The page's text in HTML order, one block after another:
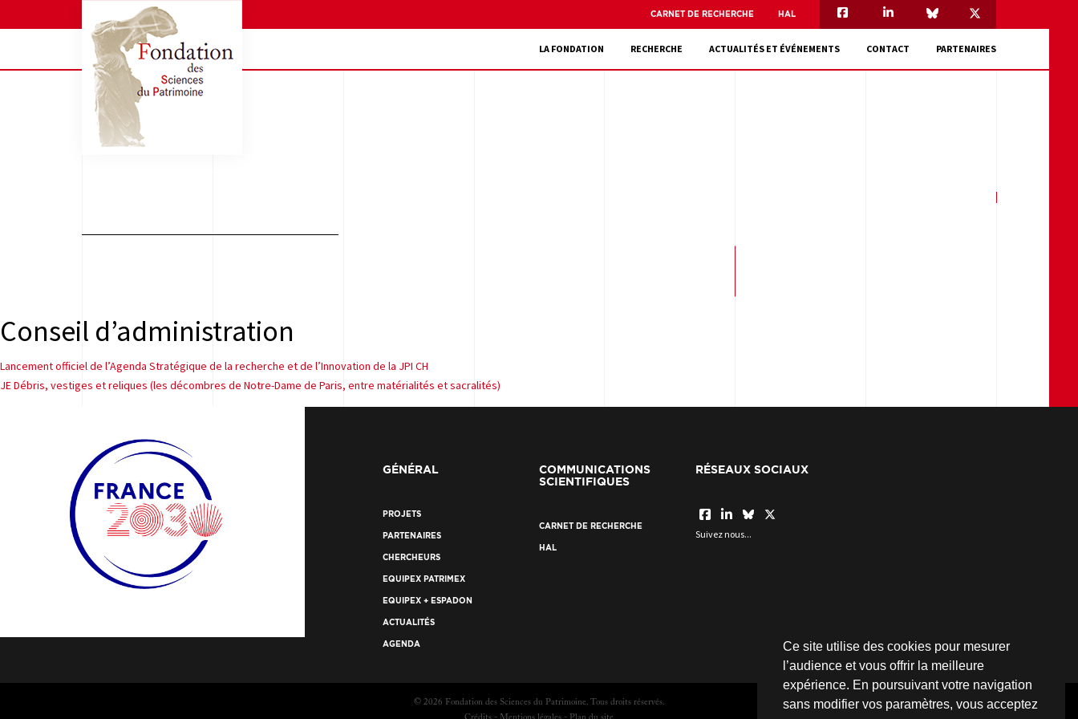
Ce site utilise des cookies pour mesurer
l’audience et vous offrir la meilleure
expérience. En poursuivant votre navigation
sans modifier vos paramètres, vous acceptez
CARNET DE RECHERCHE HAL
LA FONDATION RECHERCHE ACTUALITÉS ET ÉVÉNEMENTS CONTACT PARTENAIRES
Conseil d’administration
Navigation
de
Lancement officiel de l’Agenda Stratégique de la recherche et de l’Innovation de la JPI CH
JE Débris, vestiges et reliques (les décombres de Notre-Dame de Paris, entre matérialités et sacralités)
GÉNÉRAL
PROJETS
PARTENAIRES
CHERCHEURS
EQUIPEX PATRIMEX
EQUIPEX + ESPADON
ACTUALITÉS
AGENDA
COMMUNICATIONS
SCIENTIFIQUES
CARNET DE RECHERCHE
HAL
RÉSEAUX SOCIAUX
Suivez nous...
© 2026 Fondation des Sciences du Patrimoine. Tous droits réservés.